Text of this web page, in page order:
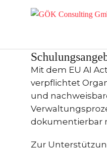
Die
Mit dem EU AI
verpflichtet
und
dokumentierbar
Zur